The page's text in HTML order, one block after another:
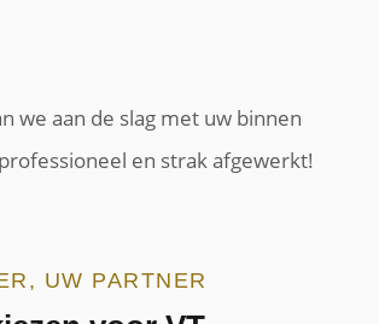
we aan de slag met uw binnen
en strak afgewerkt!
UW PARTNER